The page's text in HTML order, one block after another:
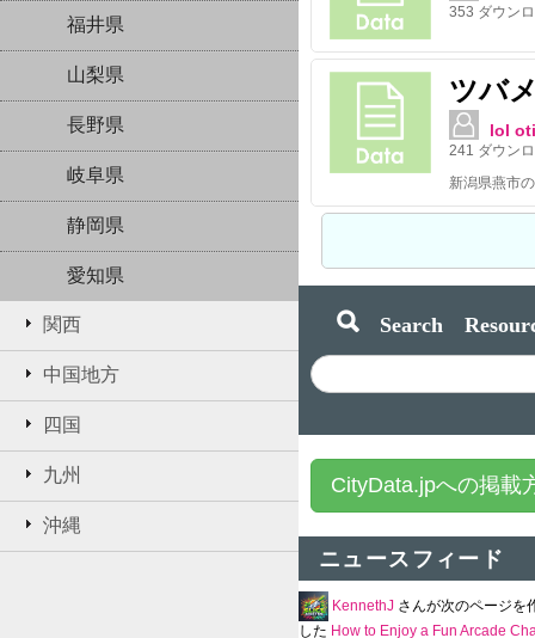
福井県
山梨県
長野県
岐阜県
静岡県
愛知県
関西
中国地方
四国
九州
沖縄
353 ダウン
ツバ
lol
241 ダウン
新潟県燕市
Search
CityData.jpへの掲載
ニュースフィード
KennethJ さんが次のページを
した How to Enjoy a Fun Arcade